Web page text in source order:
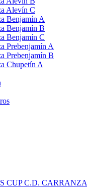
Alevín C
Benjamín A
Benjamín B
Benjamín C
Prebenjamín A
Prebenjamín B
Chupetín A
CUP C.D. CARRANZA